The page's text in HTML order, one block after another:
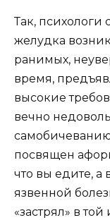
Так, психологи
желудка
ранимых,
время,
высокие
вечно
посвящен
что вы едите, а
язвенной
«застрял» в